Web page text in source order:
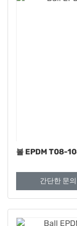
볼 EPDM T08-
간단한 문의